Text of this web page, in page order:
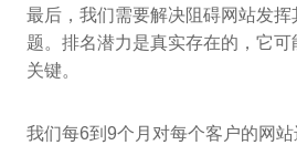
最后，我们需要解决阻碍网站发挥
题。排名潜力是真实存在的，它
关键。
我们每6到9个月对每个客户的网